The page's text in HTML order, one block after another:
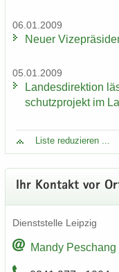
06.01.2009
Neuer
05.01.2009
Lan­des­di­rek­ti­on
schutz­pro­jekt im
Liste re­du­zie­ren ...
Ihr Kon­takt vor
Dienst­stel­le Leip­zig
Mandy Peschang